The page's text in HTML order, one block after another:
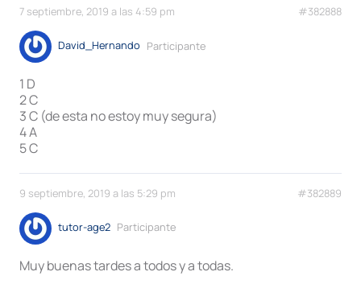
7 septiembre, 2019 a las 4:59 pm #382888
David_Hernando Participante
1 D
2 C
3 C (de esta no estoy muy segura)
4 A
5 C
9 septiembre, 2019 a las 5:29 pm #382889
tutor-age2 Participante
Muy buenas tardes a todos y a todas.